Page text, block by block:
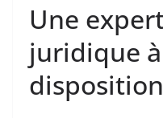
Une
juridique
disposition